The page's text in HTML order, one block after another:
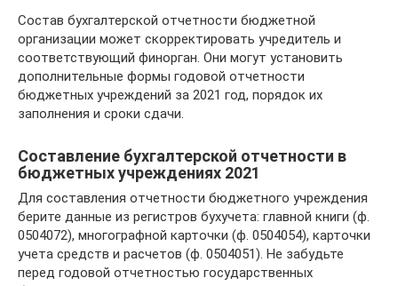
Состав бухгалтерской отчетности бюджетной
организации может скорректировать учредитель и
соответствующий финорган. Они могут установить
дополнительные формы годовой отчетности
бюджетных учреждений за 2021 год, порядок их
заполнения и сроки сдачи.
Составление бухгалтерской отчетности в
бюджетных учреждениях 2021
Для составления отчетности бюджетного учреждения
берите данные из регистров бухучета: главной книги (ф.
0504072), многографной карточки (ф. 0504054), карточки
учета средств и расчетов (ф. 0504051). Не забудьте
перед годовой отчетностью государственных